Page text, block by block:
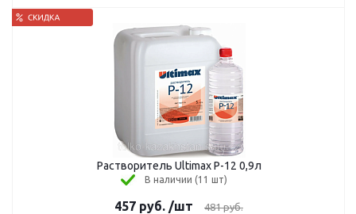
Растворитель Ultimax P-12 0,9л
В наличии (11 шт)
457 руб. /шт 481руб.